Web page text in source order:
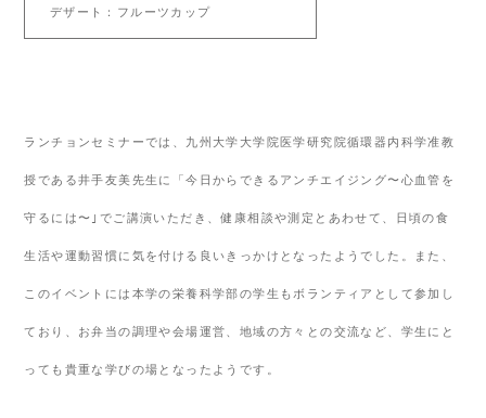
デザート：フルーツカップ
ランチョンセミナーでは、九州大学大学院医学研究院循環器内科学准教
授である井手友美先生に「今日からできるアンチエイジング〜心血管を
守るには〜｣でご講演いただき、健康相談や測定とあわせて、日頃の食
生活や運動習慣に気を付ける良いきっかけとなったようでした。また、
このイベントには本学の栄養科学部の学生もボランティアとして参加し
ており、お弁当の調理や会場運営、地域の方々との交流など、学生にと
っても貴重な学びの場となったようです。